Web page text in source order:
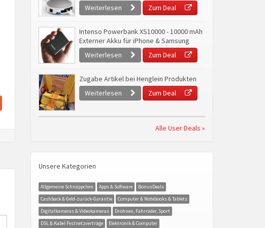
Weiterlesen
Zum Deal
Intenso Powerbank XS10000 - 10000 mAh
Externer Akku für iPhone & Samsung
Weiterlesen
Zum Deal
Zugabe Artikel bei Henglein Produkten
Weiterlesen
Zum Deal
Alle User Deals »
Unsere Kategorien
Allgemeine Schnäppchen Apps & Software
BonusDeals
Cashback & Geld-zurück-Garantie
Computer & Notebooks & Tablets
Digitalkameras & Videokameras
Drohnen, Fahrräder, Sport
DSL & Kabel Festnetzverträge
Elektronik & Computer